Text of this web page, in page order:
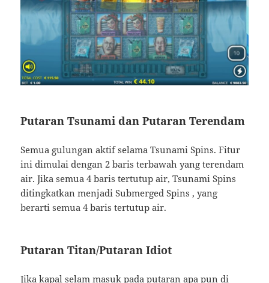
Putaran Tsunami dan Putaran Terendam
Semua gulungan aktif selama Tsunami Spins. Fitur
ini dimulai dengan 2 baris terbawah yang terendam
air. Jika semua 4 baris tertutup air, Tsunami Spins
ditingkatkan menjadi Submerged Spins , yang
berarti semua 4 baris tertutup air.
Putaran Titan/Putaran Idiot
Jika kapal selam masuk pada putaran apa pun di